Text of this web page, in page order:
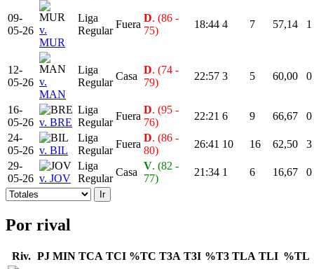
09-
05-26 v.
MUR
Liga
Regular
Fuera
D. (86 -
75)
18:44 4 7 57,14 1
12-
05-26 v.
MAN
Liga
Regular
Casa
D. (74 -
79)
22:57 3 5 60,00 0
16-
05-26 v. BRE
Liga
Regular
Fuera
D. (95 -
76)
22:21 6 9 66,67
0
24-
05-26 v. BIL
Liga
Regular
Fuera
D. (86 -
80)
26:41 10 16 62,50
3
29-
05-26 v. JOV
Liga
Regular
Casa
V. (82 -
77)
21:34 1 6 16,67 0
Por rival
Riv. PJ MIN TCA TCI %TC T3A T3I %T3 TLA TLI %TL